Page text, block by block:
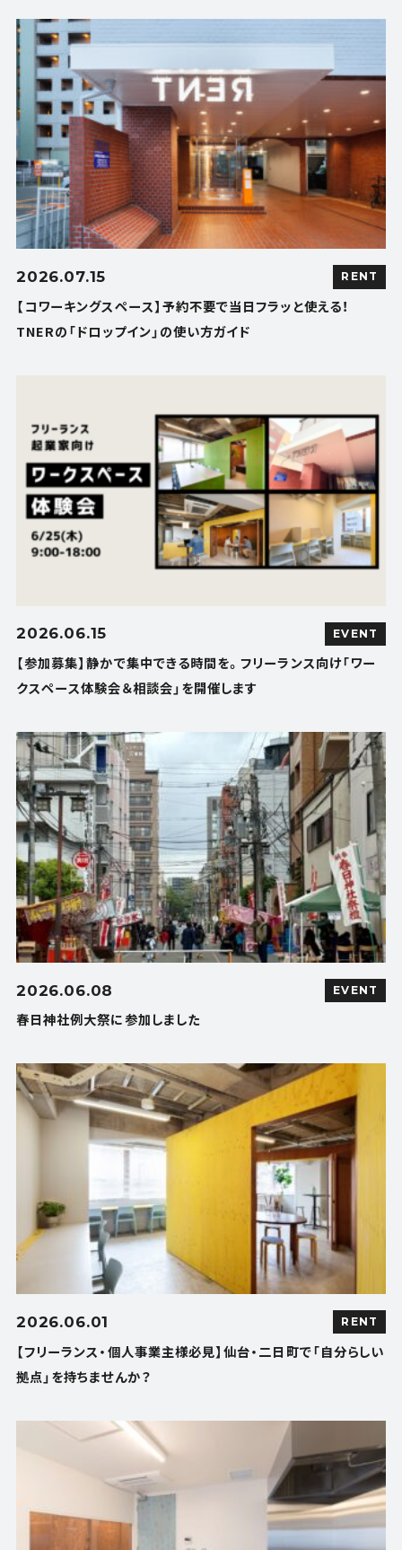
2026.07.15 RENT
【コワーキングスペース】予約不要で当日フラッと使える！
TNERの「ドロップイン」の使い方ガイド
2026.06.15 EVENT
【参加募集】静かで集中できる時間を。フリーランス向け「ワー
クスペース体験会＆相談会」を開催します
2026.06.08 EVENT
春日神社例大祭に参加しました
2026.06.01 RENT
【フリーランス・個人事業主様必見】仙台・二日町で「自分らしい
拠点」を持ちませんか？